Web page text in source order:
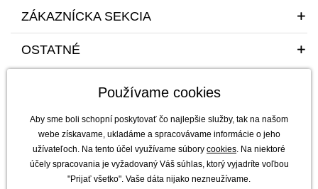
ZÁKAZNÍCKA SEKCIA
OSTATNÉ
Sme tu pre vás a vaše deti s radosťou a mim(m)oriadnou starostlivosťou od
roku 2011
Používame cookies
Aby sme boli schopní poskytovať čo najlepšie služby, tak na našom
webe získavame, ukladáme a spracovávame informácie o jeho
užívateľoch. Na tento účel využívame súbory cookies. Na niektoré
účely spracovania je vyžadovaný Váš súhlas, ktorý vyjadríte voľbou
"Prijať všetko". Vaše dáta nijako nezneužívame.